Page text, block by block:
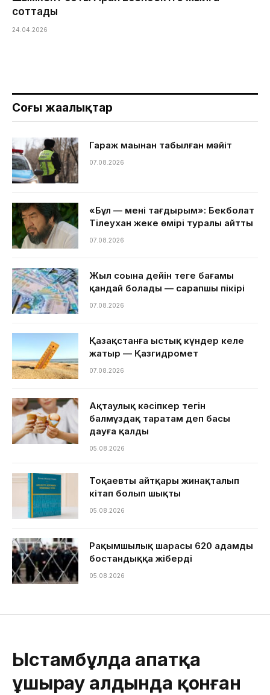
соттады
24.04.2026
Соңғы жаңалықтар
Гараж маңынан табылған мәйіт
07.08.2026
«Бұл — менің тағдырым»: Бекболат
Тілеухан жеке өмірі туралы айтты
07.08.2026
Жыл соңына дейін теңге бағамы
қандай болады — сарапшы пікірі
07.08.2026
Қазақстанға ыстық күндер келе
жатыр — Қазгидромет
07.08.2026
Ақтаулық кәсіпкер тегін
балмұздақ таратам деп басы
дауға қалды
05.08.2026
Тоқаевтың айтқары жинақталып
кітап болып шықты
05.08.2026
Рақымшылық шарасы 620 адамды
бостандыққа жіберді
05.08.2026
Ыстамбұлда апатқа
ұшырау алдында қонған